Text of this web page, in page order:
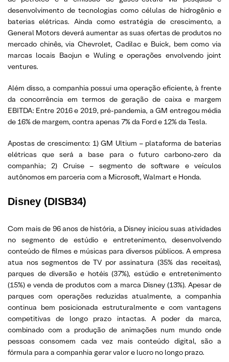
desenvolvimento de tecnologias como células de hidrogênio e
baterias elétricas. Ainda como estratégia de crescimento, a
General Motors deverá aumentar as suas ofertas de produtos no
mercado chinês, via Chevrolet, Cadilac e Buick, bem como via
marcas locais Baojun e Wuling e operações envolvendo joint
ventures.
Além disso, a companhia possui uma operação eficiente, à frente
da concorrência em termos de geração de caixa e margem
EBITDA: Entre 2016 e 2019, pré-pandemia, a GM entregou média
de 16% de margem, contra apenas 7% da Ford e 12% da Tesla.
Apostas de crescimento: 1) GM Ultium – plataforma de baterias
elétricas que será a base para o futuro carbono-zero da
companhia; 2) Cruise – segmento de software e veículos
autônomos em parceria com a Microsoft, Walmart e Honda.
Disney (DISB34)
Com mais de 96 anos de história, a Disney iniciou suas atividades
no segmento de estúdio e entretenimento, desenvolvendo
conteúdo de filmes e músicas para diversos públicos. A empresa
atua nos segmentos de TV por assinatura (35% das receitas),
parques de diversão e hotéis (37%), estúdio e entretenimento
(15%) e venda de produtos com a marca Disney (13%). Apesar de
parques com operações reduzidas atualmente, a companhia
continua bem posicionada estruturalmente e com vantagens
competitivas de longo prazo intactas. A poder da marca,
combinado com a produção de animações num mundo onde
pessoas consomem cada vez mais conteúdo digital, são a
fórmula para a companhia gerar valor e lucro no longo prazo.